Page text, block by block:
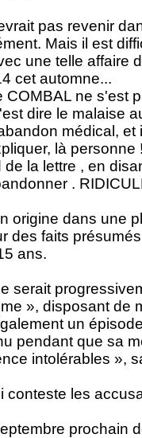
pas revenir
Mais il est
une telle affaire
cet automne...
COMBAL ne s'est
dire le malaise
médical,
là
la lettre , en
.
origine dans
des faits
ans.
serait
», disposant de
un
pendant que sa
intolérables »,
conteste les
prochain